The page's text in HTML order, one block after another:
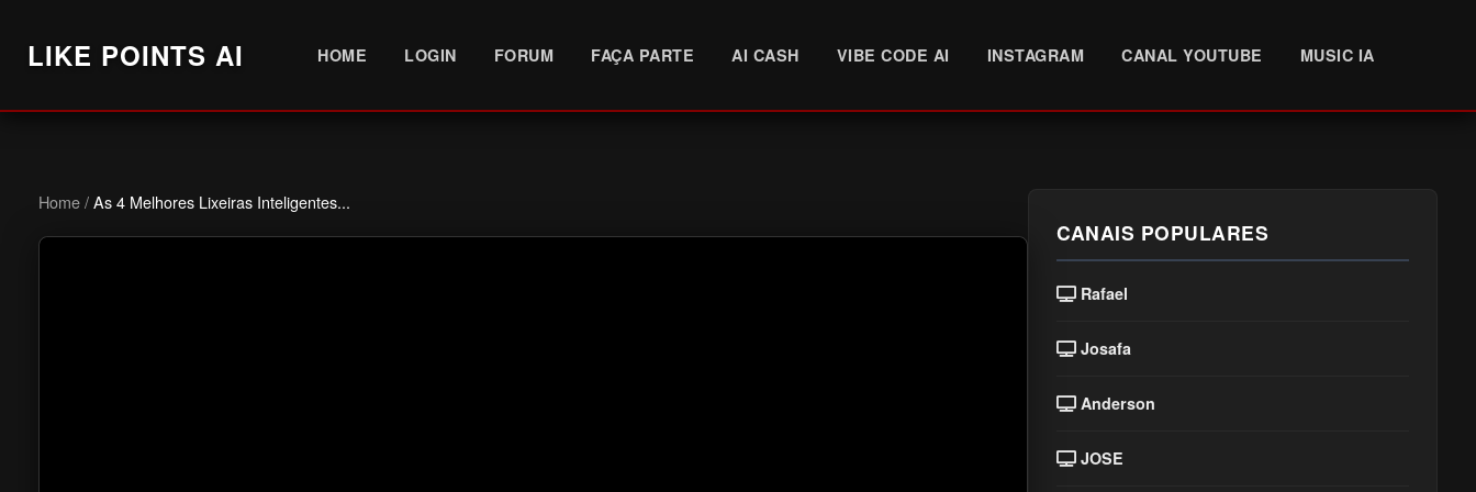
LIKE POINTS AI HOME LOGIN FORUM FAÇA PARTE AI CASH VIBE CODE AI INSTAGRAM CANAL YOUTUBE MUSIC IA
Home/As 4 Melhores Lixeiras Inteligentes...
CANAIS POPULARES
Rafael
Josafa
Anderson
JOSE